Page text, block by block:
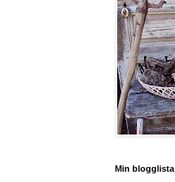
Min blogglista